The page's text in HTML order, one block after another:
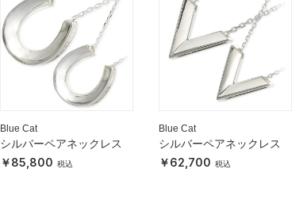
Blue Cat
シルバーペアネックレス
85,800
Blue Cat
シルバーペアネックレス
62,700